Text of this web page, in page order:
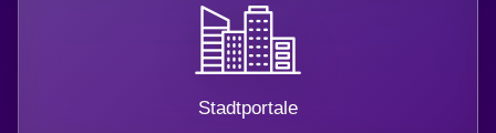
Stadtportale